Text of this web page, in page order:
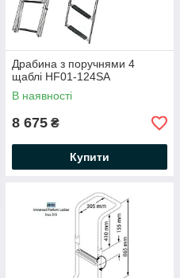
Драбина з поручнями 4
щаблі HF01-124SA
В наявності
8 675 ₴
Купити